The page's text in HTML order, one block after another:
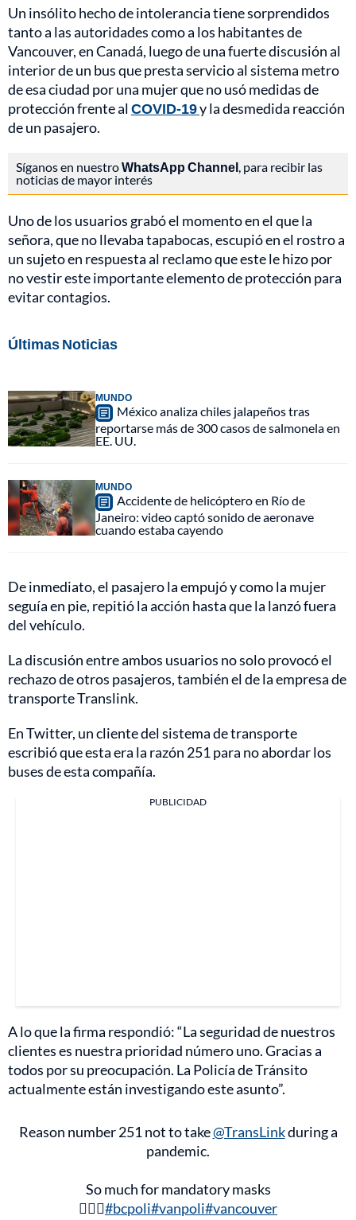
Un insólito hecho de intolerancia tiene sorprendidos
tanto a las autoridades como a los habitantes de
Vancouver, en Canadá, luego de una fuerte discusión al
interior de un bus que presta servicio al sistema metro
de esa ciudad por una mujer que no usó medidas de
protección frente alCOVID-19y la desmedida reacción
de un pasajero.
Síganos en nuestroWhatsApp Channel, para recibir las
noticias de mayor interés
Uno de los usuarios grabó el momento en el que la
señora, que no llevaba tapabocas, escupió en el rostro a
un sujeto en respuesta al reclamo que este le hizo por
no vestir este importante elemento de protección para
evitar contagios.
Últimas Noticias
MUNDO
México analiza chiles jalapeños tras
reportarse más de 300 casos de salmonela en
EE. UU.
MUNDO
Accidente de helicóptero en Río de
Janeiro: video captó sonido de aeronave
cuando estaba cayendo
De inmediato, el pasajero la empujó y como la mujer
seguía en pie, repitió la acción hasta que la lanzó fuera
del vehículo.
La discusión entre ambos usuarios no solo provocó el
rechazo de otros pasajeros, también el de la empresa de
transporte Translink.
En Twitter, un cliente del sistema de transporte
escribió que esta era la razón 251 para no abordar los
buses de esta compañía.
PUBLICIDAD
A lo que la firma respondió: “La seguridad de nuestros
clientes es nuestra prioridad número uno. Gracias a
todos por su preocupación. La Policía de Tránsito
actualmente están investigando este asunto”.
Reason number 251 not to take@TransLinkduring a
pandemic.
So much for mandatory masks
🤷🏾‍♂️#bcpoli#vanpoli#vancouver